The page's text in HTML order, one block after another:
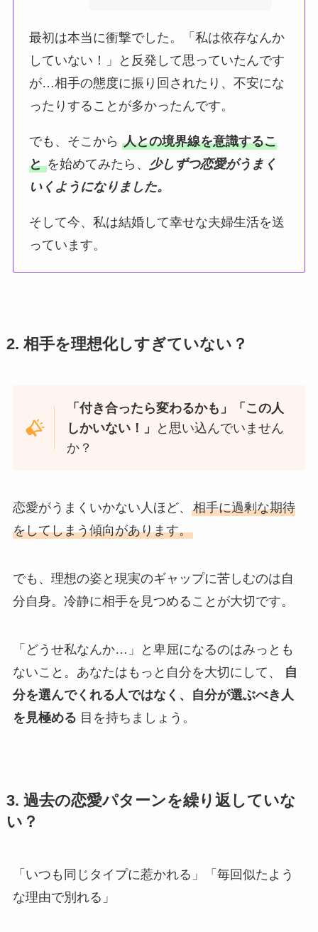
最初は本当に衝撃でした。「私は依存なんか
していない！」と反発して思っていたんです
が…相手の態度に振り回されたり、不安にな
ったりすることが多かったんです。
でも、そこから人との境界線を意識するこ
と を始めてみたら、 少しずつ恋愛がうまく
いくようになりました。
そして今、私は結婚して幸せな夫婦生活を送
っています。
2. 相手を理想化しすぎていない？
「付き合ったら変わるかも」「この人
しかいない！」
と思い込んでいません
か？
恋愛がうまくいかない人ほど、 相手に過剰な期待
をしてしまう傾向があります。
でも、理想の姿と現実のギャップに苦しむのは自
分自身。冷静に相手を見つめることが大切です。
「どうせ私なんか…」と卑屈になるのはみっとも
ないこと。あなたはもっと自分を大切にして、
自
分を選んでくれる人ではなく、自分が選ぶべき人
を見極める 目を持ちましょう。
3. 過去の恋愛パターンを繰り返していな
い？
「いつも同じタイプに惹かれる」「毎回似たよう
な理由で別れる」